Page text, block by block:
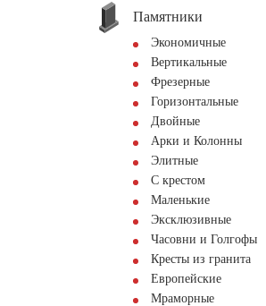
Памятники
Экономичные
Вертикальные
Фрезерные
Горизонтальные
Двойные
Арки и Колонны
Элитные
С крестом
Маленькие
Эксклюзивные
Часовни и Голгофы
Кресты из гранита
Европейские
Мраморные